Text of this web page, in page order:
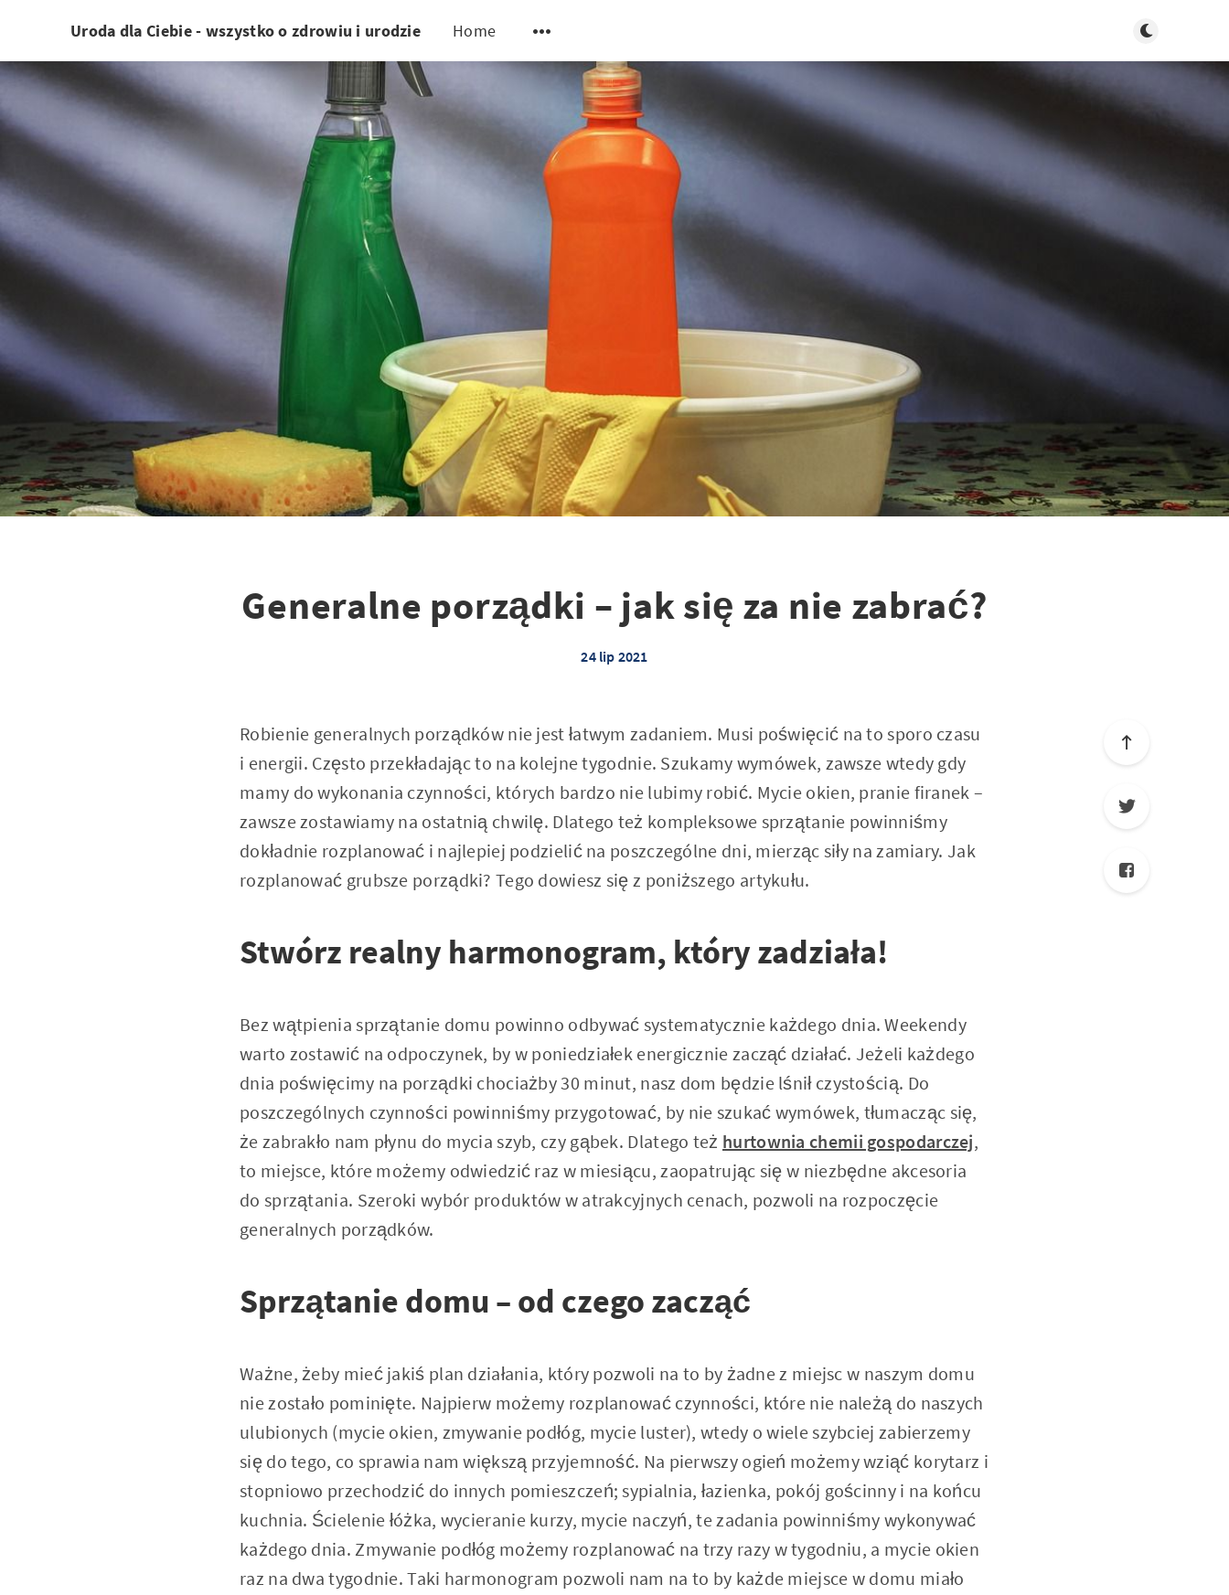
Uroda dla Ciebie - wszystko o zdrowiu i urodzie Home Tryb jasny/
Generalne porządki – jak się za nie zabrać?
24 lip 2021
Robienie generalnych porządków nie jest łatwym zadaniem. Musi poświęcić na to sporo czasu
i energii. Często przekładając to na kolejne tygodnie. Szukamy wymówek, zawsze wtedy gdy
mamy do wykonania czynności, których bardzo nie lubimy robić. Mycie okien, pranie firanek –
zawsze zostawiamy na ostatnią chwilę. Dlatego też kompleksowe sprzątanie powinniśmy
dokładnie rozplanować i najlepiej podzielić na poszczególne dni, mierząc siły na zamiary. Jak
rozplanować grubsze porządki? Tego dowiesz się z poniższego artykułu.
Stwórz realny harmonogram, który zadziała!
Bez wątpienia sprzątanie domu powinno odbywać systematycznie każdego dnia. Weekendy
warto zostawić na odpoczynek, by w poniedziałek energicznie zacząć działać. Jeżeli każdego
dnia poświęcimy na porządki chociażby 30 minut, nasz dom będzie lśnił czystością. Do
poszczególnych czynności powinniśmy przygotować, by nie szukać wymówek, tłumacząc się,
że zabrakło nam płynu do mycia szyb, czy gąbek. Dlatego też hurtownia chemii gospodarczej,
to miejsce, które możemy odwiedzić raz w miesiącu, zaopatrując się w niezbędne akcesoria
do sprzątania. Szeroki wybór produktów w atrakcyjnych cenach, pozwoli na rozpoczęcie
generalnych porządków.
Sprzątanie domu – od czego zacząć
Ważne, żeby mieć jakiś plan działania, który pozwoli na to by żadne z miejsc w naszym domu
nie zostało pominięte. Najpierw możemy rozplanować czynności, które nie należą do naszych
ulubionych (mycie okien, zmywanie podłóg, mycie luster), wtedy o wiele szybciej zabierzemy
się do tego, co sprawia nam większą przyjemność. Na pierwszy ogień możemy wziąć korytarz i
stopniowo przechodzić do innych pomieszczeń; sypialnia, łazienka, pokój gościnny i na końcu
kuchnia. Ścielenie łóżka, wycieranie kurzy, mycie naczyń, te zadania powinniśmy wykonywać
każdego dnia. Zmywanie podłóg możemy rozplanować na trzy razy w tygodniu, a mycie okien
raz na dwa tygodnie. Taki harmonogram pozwoli nam na to by każde miejsce w domu miało